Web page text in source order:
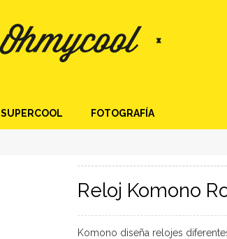
SUPERCOOL FOTOGRAFÍA
Reloj Komono
Komono diseña relojes